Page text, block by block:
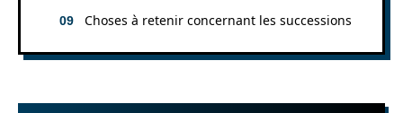
Choses à retenir concernant les successions